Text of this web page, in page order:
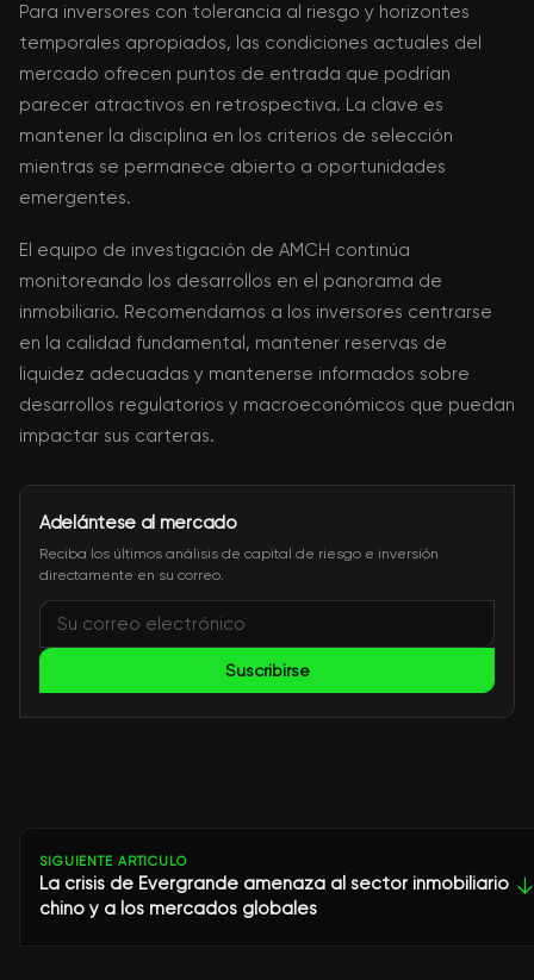
Para inversores con tolerancia al riesgo y horizontes
temporales apropiados, las condiciones actuales del
mercado ofrecen puntos de entrada que podrían
parecer atractivos en retrospectiva. La clave es
mantener la disciplina en los criterios de selección
mientras se permanece abierto a oportunidades
emergentes.
El equipo de investigación de AMCH continúa
monitoreando los desarrollos en el panorama de
inmobiliario. Recomendamos a los inversores centrarse
en la calidad fundamental, mantener reservas de
liquidez adecuadas y mantenerse informados sobre
desarrollos regulatorios y macroeconómicos que puedan
impactar sus carteras.
Adelántese al mercado
Reciba los últimos análisis de capital de riesgo e inversión
directamente en su correo.
Suscribirse
SIGUIENTE ARTÍCULO
La crisis de Evergrande amenaza al sector inmobiliario
chino y a los mercados globales
↓